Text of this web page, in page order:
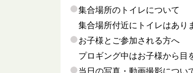
集合場所のトイレについて
集合場所付近にトイレはあり
お子様とご参加される方へ
プロギング中はお子様から目